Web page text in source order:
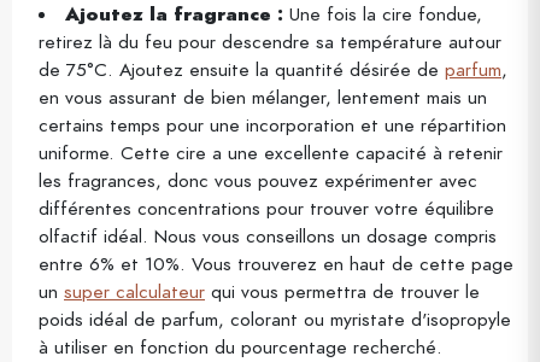
Ajoutez la fragrance : Une fois la cire fondue,
retirez là du feu pour descendre sa température autour
de 75°C. Ajoutez ensuite la quantité désirée de parfum,
en vous assurant de bien mélanger, lentement mais un
certains temps pour une incorporation et une répartition
uniforme. Cette cire a une excellente capacité à retenir
les fragrances, donc vous pouvez expérimenter avec
différentes concentrations pour trouver votre équilibre
olfactif idéal. Nous vous conseillons un dosage compris
entre 6% et 10%. Vous trouverez en haut de cette page
un super calculateur qui vous permettra de trouver le
poids idéal de parfum, colorant ou myristate d'isopropyle
à utiliser en fonction du pourcentage recherché.